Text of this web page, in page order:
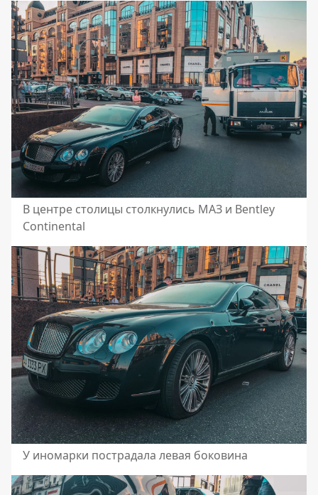
В центре столицы столкнулись МАЗ и Bentley
Continental
У иномарки пострадала левая боковина